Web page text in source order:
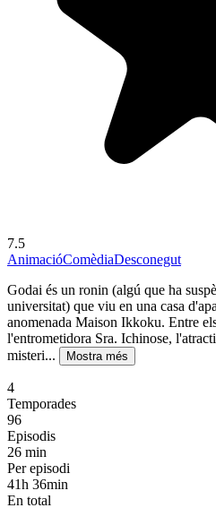
7.5
AnimacióComèdiaDesconegut
Godai és un ronin (algú que ha
universitat) que viu en una casa
anomenada Maison Ikkoku. Entre
l'entrometidora Sra. Ichinose,
misteri...
Mostra més
4
Temporades
96
Episodis
26 min
Per episodi
41h 36min
En total